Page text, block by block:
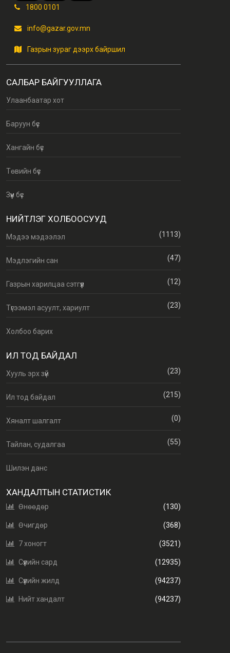
1800 0101
info@gazar.gov.mn
Газрын зураг дээрх байршил
САЛБАР БАЙГУУЛЛАГА
Улаанбаатар хот
Баруун бүс
Хангайн бүс
Төвийн бүс
Зүүн бүс
НИЙТЛЭГ ХОЛБООСУУД
Мэдээ мэдээлэл (1113)
Мэдлэгийн сан (47)
Газрын харилцаа сэтгүүл (12)
Түгээмэл асуулт, хариулт (23)
Холбоо барих
ИЛ ТОД БАЙДАЛ
Хууль эрх зүй (23)
Ил тод байдал (215)
Хяналт шалгалт (0)
Тайлан, судалгаа (55)
Шилэн данс
ХАНДАЛТЫН СТАТИСТИК
Өнөөдөр (130)
Өчигдөр (368)
7 хоногт (3521)
Сүүлийн сард (12935)
Сүүлийн жилд (94237)
Нийт хандалт (94237)